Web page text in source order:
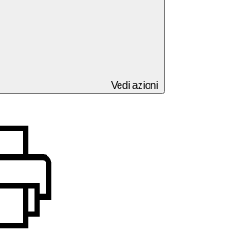
Vedi azioni